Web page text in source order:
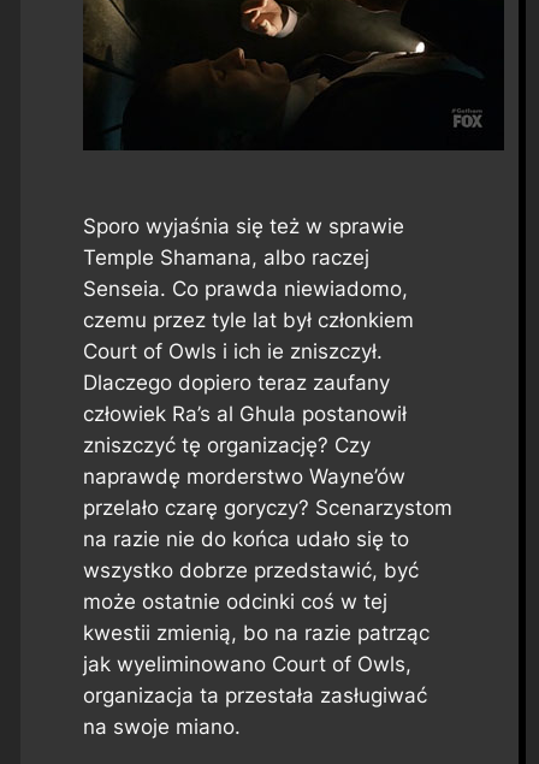
Sporo wyjaśnia się też w sprawie
Temple Shamana, albo raczej
Senseia. Co prawda niewiadomo,
czemu przez tyle lat był członkiem
Court of Owls i ich ie zniszczył.
Dlaczego dopiero teraz zaufany
człowiek Ra’s al Ghula postanowił
zniszczyć tę organizację? Czy
naprawdę morderstwo Wayne’ów
przelało czarę goryczy? Scenarzystom
na razie nie do końca udało się to
wszystko dobrze przedstawić, być
może ostatnie odcinki coś w tej
kwestii zmienią, bo na razie patrząc
jak wyeliminowano Court of Owls,
organizacja ta przestała zasługiwać
na swoje miano.